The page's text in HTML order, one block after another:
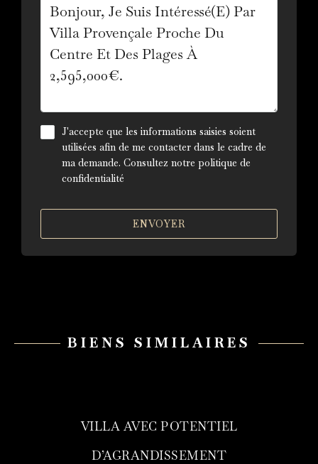
J'accepte que les informations saisies soient
utilisées afin de me contacter dans le cadre de
ma demande. Consultez notre politique de
confidentialité
ENVOYER
BIENS SIMILAIRES
VILLA AVEC POTENTIEL
D’AGRANDISSEMENT